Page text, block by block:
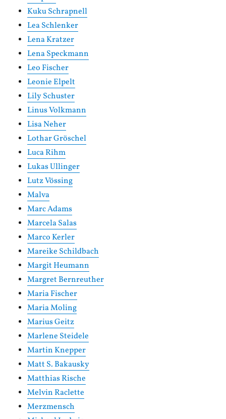
Kuku Schrapnell
Lea Schlenker
Lena Kratzer
Lena Speckmann
Leo Fischer
Leonie Elpelt
Lily Schuster
Linus Volkmann
Lisa Neher
Lothar Gröschel
Luca Rihm
Lukas Ullinger
Lutz Vössing
Malva
Marc Adams
Marcela Salas
Marco Kerler
Mareike Schildbach
Margit Heumann
Margret Bernreuther
Maria Fischer
Maria Moling
Marius Geitz
Marlene Steidele
Martin Knepper
Matt S. Bakausky
Matthias Rische
Melvin Raclette
Merzmensch